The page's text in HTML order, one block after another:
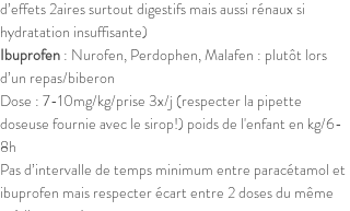
d’effets 2aires surtout digestifs mais aussi rénaux si
hydratation insuffisante)
Ibuprofen : Nurofen, Perdophen, Malafen : plutôt lors
d’un repas/biberon
Dose : 7-10mg/kg/prise 3x/j (respecter la pipette
doseuse fournie avec le sirop!) poids de l'enfant en kg/6-
8h
Pas d’intervalle de temps minimum entre paracétamol et
ibuprofen mais respecter écart entre 2 doses du même